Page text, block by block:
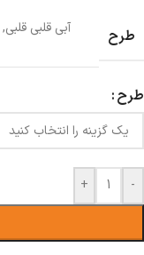
طرح آبی قلبی قلبی,
طرح
-
+